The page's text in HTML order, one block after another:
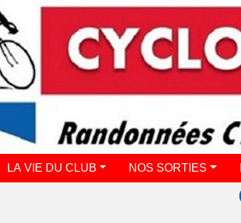
LA VIE DU CLUB NOS SORTIES